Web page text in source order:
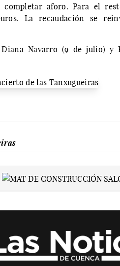
aforo. Para el
La recaudación se
Navarro (9 de julio) y